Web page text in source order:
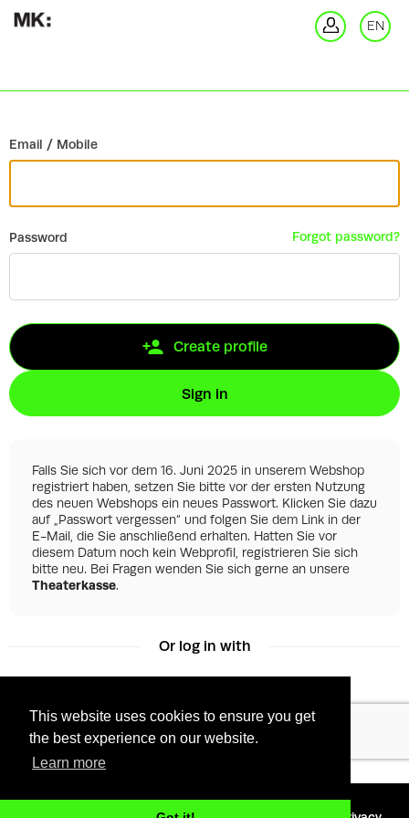
This website uses cookies to ensure you get
the best experience on our website.
Learn more
EN
Email / Mobile
Password Forgot password?
Create profile
Sign in
Falls Sie sich vor dem 16. Juni 2025 in unserem Webshop
registriert haben, setzen Sie bitte vor der ersten Nutzung
des neuen Webshops ein neues Passwort. Klicken Sie dazu
auf „Passwort vergessen“ und folgen Sie dem Link in der
E-Mail, die Sie anschließend erhalten. Hatten Sie vor
diesem Datum noch kein Webprofil, registrieren Sie sich
bitte neu. Bei Fragen wenden Sie sich gerne an unsere
Theaterkasse.
Or log in with
Facebook